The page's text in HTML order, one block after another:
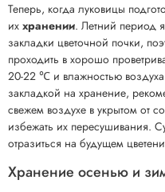
Теперь, когда луковицы
их хранении. Летний период
закладки цветочной почки,
проходить в хорошо
20-22 ℃ и влажностью
закладкой на хранение,
свежем воздухе в укрытом от
избежать их пересушивания.
отразиться на будущем
Хранение осенью и